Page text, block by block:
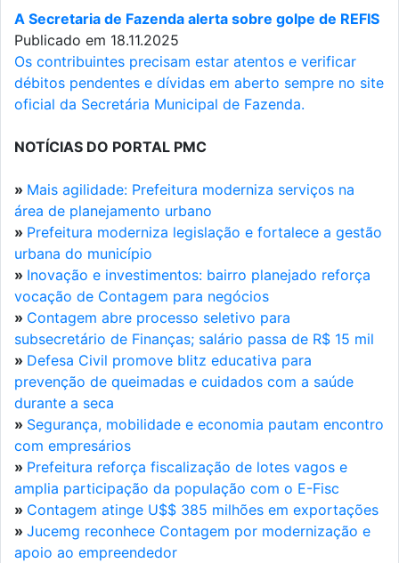
A Secretaria de Fazenda alerta sobre golpe de REFIS
Publicado em 18.11.2025
Os contribuintes precisam estar atentos e verificar
débitos pendentes e dívidas em aberto sempre no site
oficial da Secretária Municipal de Fazenda.
NOTÍCIAS DO PORTAL PMC
» Mais agilidade: Prefeitura moderniza serviços na
área de planejamento urbano
» Prefeitura moderniza legislação e fortalece a gestão
urbana do município
» Inovação e investimentos: bairro planejado reforça
vocação de Contagem para negócios
» Contagem abre processo seletivo para
subsecretário de Finanças; salário passa de R$ 15 mil
» Defesa Civil promove blitz educativa para
prevenção de queimadas e cuidados com a saúde
durante a seca
» Segurança, mobilidade e economia pautam encontro
com empresários
» Prefeitura reforça fiscalização de lotes vagos e
amplia participação da população com o E-Fisc
» Contagem atinge U$$ 385 milhões em exportações
» Jucemg reconhece Contagem por modernização e
apoio ao empreendedor